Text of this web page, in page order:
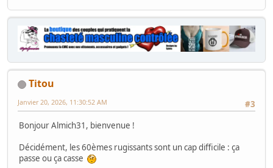
Titou
#3
Janvier 20, 2026, 11:30:52 AM
Bonjour Almich31, bienvenue !
Décidément, les 60èmes rugissants sont un cap difficile : ça
passe ou ça casse